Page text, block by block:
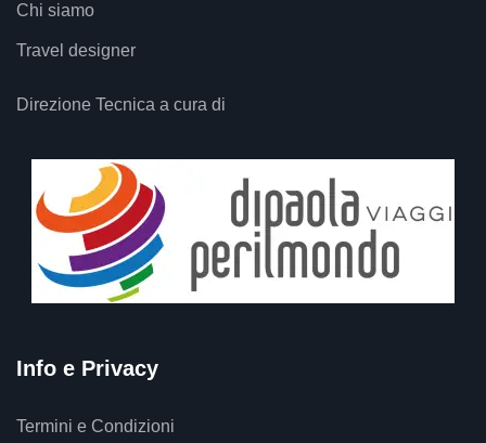
Chi siamo
Travel designer
Direzione Tecnica a cura di
Info e Privacy
Termini e Condizioni